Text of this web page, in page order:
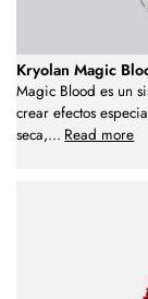
Kryolan Magic
Magic Blood es un
crear efectos
seca,... Read more